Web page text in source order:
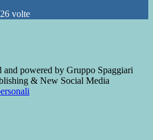
volte
powered by Gruppo Spaggiari
& New Social Media